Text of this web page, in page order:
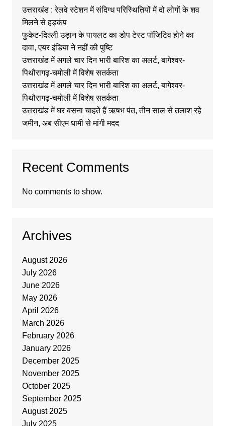
उत्तराखंड : रेलवे स्टेशन में संदिग्ध परिस्थितियों में दो लोगों के शव
मिलने से हड़कंप
फुकेट-दिल्ली उड़ान के पायलट का डोप टेस्ट पॉजिटिव होने का
दावा, एयर इंडिया ने नहीं की पुष्टि
उत्तराखंड में अगले चार दिन भारी बारिश का अलर्ट, बागेश्वर-
पिथौरागढ़-चमोली में विशेष सतर्कता
उत्तराखंड में अगले चार दिन भारी बारिश का अलर्ट, बागेश्वर-
पिथौरागढ़-चमोली में विशेष सतर्कता
उत्तराखंड में घर बसना चाहते हैं ऋषभ पंत, तीन साल से तलाश रहे
जमीन, अब सीएम धामी से मांगी मदद
Recent Comments
No comments to show.
Archives
August 2026
July 2026
June 2026
May 2026
April 2026
March 2026
February 2026
January 2026
December 2025
November 2025
October 2025
September 2025
August 2025
July 2025